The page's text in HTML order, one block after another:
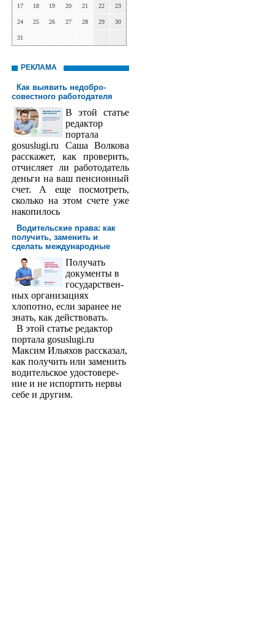
17 18 19 20 21 22 23
24 25 26 27 28 29 30
31
РЕКЛАМА
Как выявить недобро­
совестного работодателя
В этой статье
редактор
порта­ла
gosuslugi.ru Саша Волкова
расскажет, как проверить,
отчисляет ли работодатель
деньги на ваш пенсионный
счет. А еще посмотреть,
сколько на этом счете уже
накопилось
Водительские права: как
получить, заменить и
сделать международ­ные
Получать
доку­менты в
государствен­
ных организациях
хлопотно, если заранее не
знать, как действовать.
В этой статье редактор
портала gosuslugi.ru
Максим Ильяхов рассказал,
как получить или заменить
водительское удостовере­
ние и не испортить нервы
себе и другим.